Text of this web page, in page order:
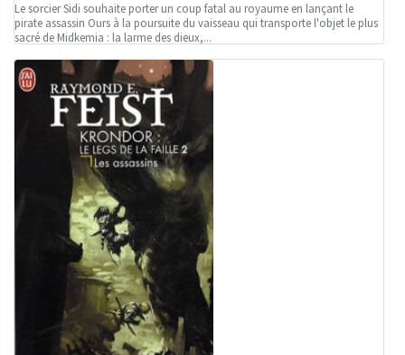
Le sorcier Sidi souhaite porter un coup fatal au royaume en lançant le
pirate assassin Ours à la poursuite du vaisseau qui transporte l'objet le plus
sacré de Midkemia : la larme des dieux,...